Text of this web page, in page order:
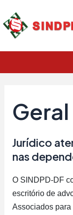
para
Geral
Jurídico
nas
O SINDPD-DF
escritório de
Associados
r
q
u
v
s